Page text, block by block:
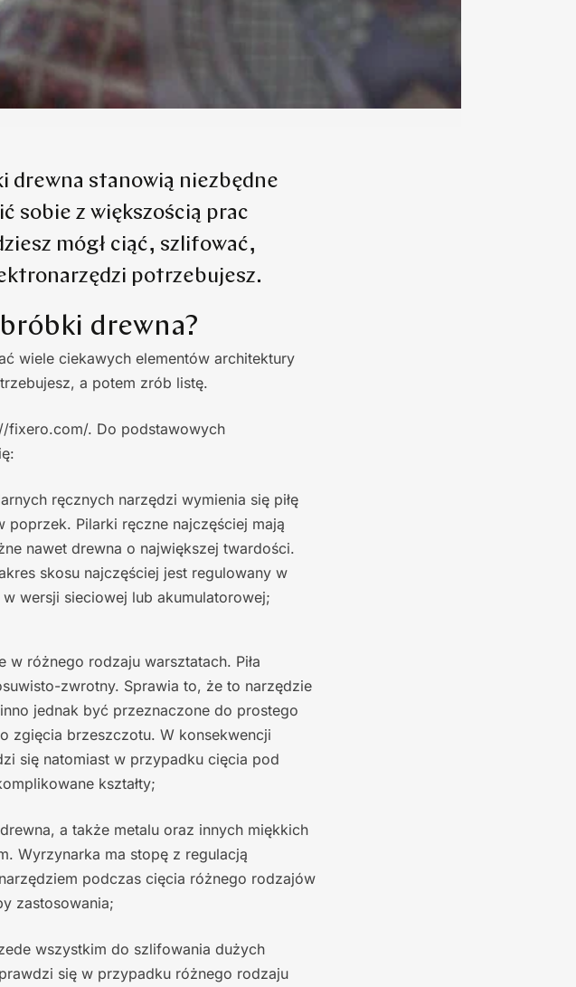
drewna stanowią niezbędne
sobie z większością prac
mógł ciąć, szlifować,
potrzebujesz.
drewna?
wiele ciekawych elementów architektury
a potem zrób listę.
fixero.com/. Do podstawowych
ręcznych narzędzi wymienia się piłę
Pilarki ręczne najczęściej mają
nawet drewna o największej twardości.
skosu najczęściej jest regulowany w
wersji sieciowej lub akumulatorowej;
różnego rodzaju warsztatach. Piła
zwrotny. Sprawia to, że to narzędzie
jednak być przeznaczone do prostego
zgięcia brzeszczotu. W konsekwencji
się natomiast w przypadku cięcia pod
kształty;
a także metalu oraz innych miękkich
Wyrzynarka ma stopę z regulacją
podczas cięcia różnego rodzajów
zastosowania;
wszystkim do szlifowania dużych
się w przypadku różnego rodzaju